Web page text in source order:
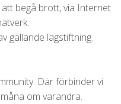
begå brott, via Internet
gällande lagstiftning.
Där förbinder vi
om varandra.